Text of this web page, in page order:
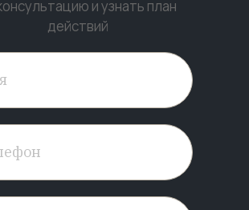
и узнать план
действий